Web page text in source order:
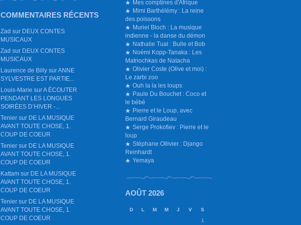
Mes comptines d'Afrique
Mimi Barthélémy : La reine
des poissons
Muriel Bloch : La musique
indienne - la danse du démon
Nathalie Tual : Bulle et Bob
Noémi Kopp-Tanaka : Les
Matriochkas de Natacha
Olivier Coste (Olive et moi) :
Le zarbi zoo
Ouh la la les loups
Paule Du Bouchet : Coco et
le bébé
Pierre et le Loup, avec
Bernard Giraudeau
Serge Prokofiev : Pierre et le
loup
Stéphane Ollivier : Django
Reinhardt
Yemaya
AOÛT 2026
D L M M J V
S
1
COMMENTAIRES RÉCENTS
Zad sur DEUX CONTES
MUSICAUX
Zad sur DEUX CONTES
MUSICAUX
Laurence de Billy surANNE
SYLVESTRE EST PARTIE...
Louis-Marie surA ÉCOUTER
PENDANT LES LONGUES
SOIRÉES D’HIVER -...
Tenier sur DE LA MUSIQUE
AVANT TOUTE CHOSE, 1.
COUP DE COEUR
Tenier sur DE LA MUSIQUE
AVANT TOUTE CHOSE, 1.
COUP DE COEUR
Kattam sur DE LA MUSIQUE
AVANT TOUTE CHOSE, 1.
COUP DE COEUR
Tenier sur DE LA MUSIQUE
AVANT TOUTE CHOSE, 1.
COUP DE COEUR